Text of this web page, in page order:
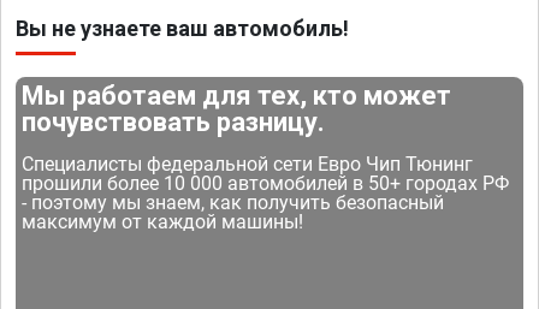
Вы не узнаете ваш автомобиль!
Мы работаем для тех, кто может
почувствовать разницу.
Специалисты федеральной сети Евро Чип Тюнинг
прошили более 10 000 автомобилей в 50+ городах РФ
- поэтому мы знаем, как получить безопасный
максимум от каждой машины!